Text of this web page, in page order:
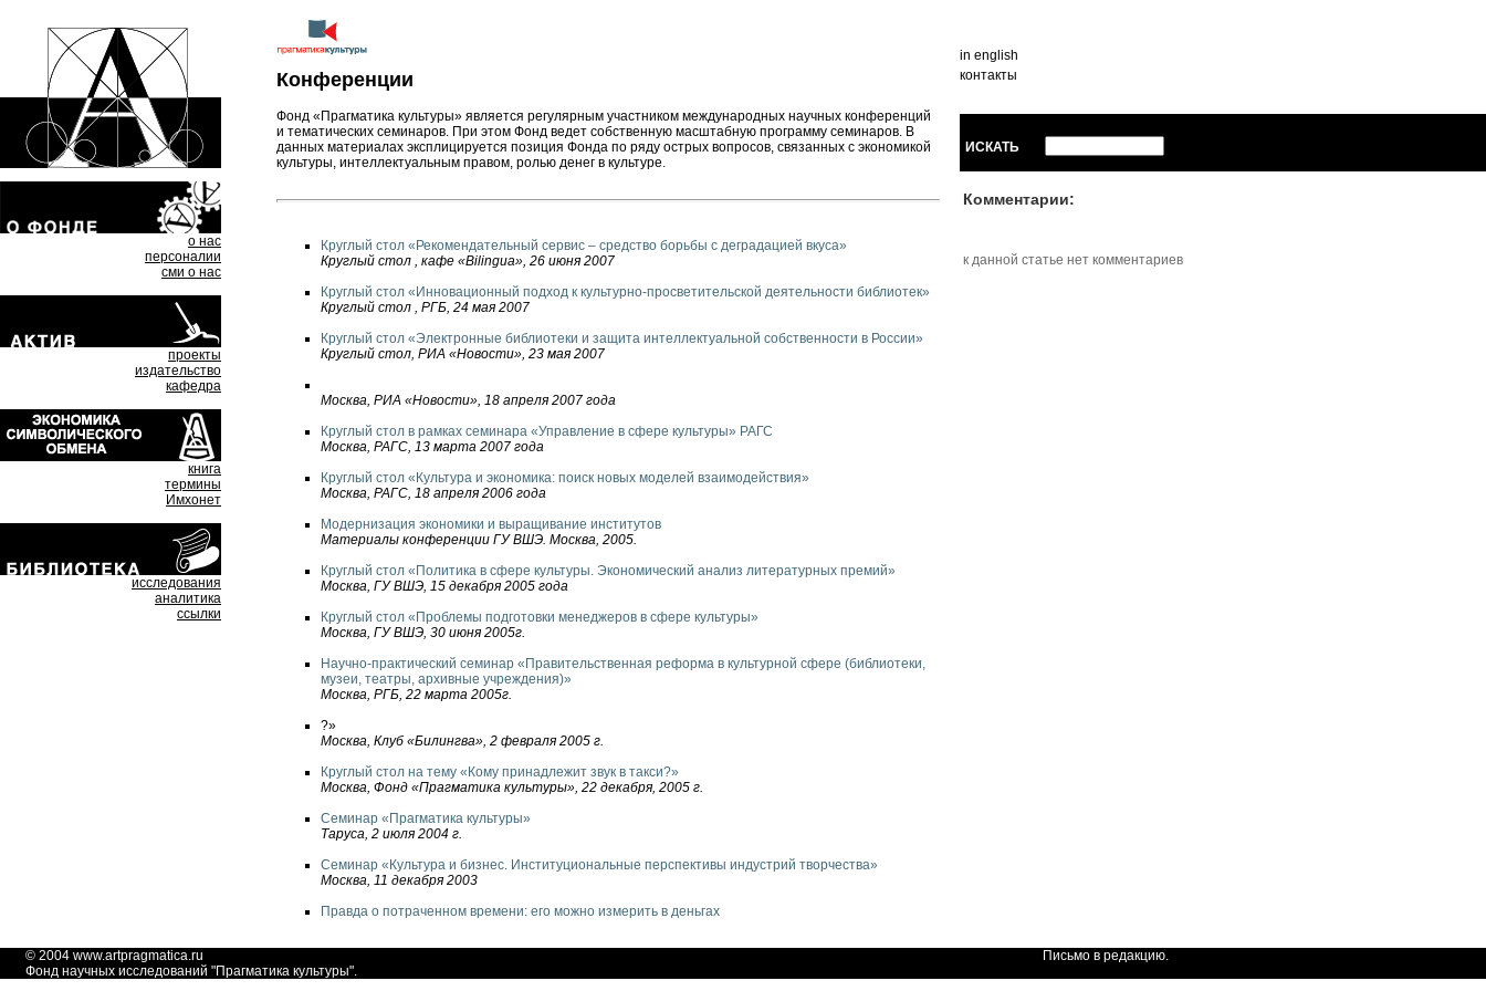
о нас
персоналии
сми о нас
проекты
издательство
кафедра
книга
термины
Имхонет
исследования
аналитика
ссылки
Конференции
Фонд «Прагматика культуры» является регулярным участником международных научных конференций
и тематических семинаров. При этом Фонд ведет собственную масштабную программу семинаров. В
данных материалах эксплицируется позиция Фонда по ряду острых вопросов, связанных с экономикой
культуры, интеллектуальным правом, ролью денег в культуре.
Круглый стол «Рекомендательный сервис – средство борьбы с деградацией вкуса»
Круглый стол , кафе «Bilingua», 26 июня 2007
Круглый стол «Инновационный подход к культурно-просветительской деятельности библиотек»
Круглый стол , РГБ, 24 мая 2007
Круглый стол «Электронные библиотеки и защита интеллектуальной собственности в России»
Круглый стол, РИА «Новости», 23 мая 2007
Москва, РИА «Новости», 18 апреля 2007 года
Круглый стол в рамках семинара «Управление в сфере культуры» РАГС
Москва, РАГС, 13 марта 2007 года
Круглый стол «Культура и экономика: поиск новых моделей взаимодействия»
Москва, РАГС, 18 апреля 2006 года
Модернизация экономики и выращивание институтов
Материалы конференции ГУ ВШЭ. Москва, 2005.
Круглый стол «Политика в сфере культуры. Экономический анализ литературных премий»
Москва, ГУ BШЭ, 15 декабря 2005 года
Круглый стол «Проблемы подготовки менеджеров в сфере культуры»
Москва, ГУ BШЭ, 30 июня 2005г.
Научно-практический семинар «Правительственная реформа в культурной сфере (библиотеки,
музеи, театры, архивные учреждения)»
Москва, РГБ, 22 марта 2005г.
?»
Москва, Клуб «Билингва», 2 февраля 2005 г.
Круглый стол на тему «Кому принадлежит звук в такси?»
Москва, Фонд «Прагматика культуры», 22 декабря, 2005 г.
Семинар «Прагматика культуры»
Таруса, 2 июля 2004 г.
Семинар «Культура и бизнес. Институциональные перспективы индустрий творчества»
Москва, 11 декабря 2003
Правда о потраченном времени: его можно измерить в деньгах
in english
контакты
ИСКАТЬ
Комментарии:
к данной статье нет комментариев
© 2004 www.artpragmatica.ru
Фонд научных исследований "Прагматика культуры".
Письмо в редакцию.